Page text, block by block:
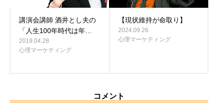
講演会講師 酒井とし夫の
「人生100年時代は年…
2019.04.28
心理マーケティング
【現状維持が命取り】
2024.09.26
心理マーケティング
コメント